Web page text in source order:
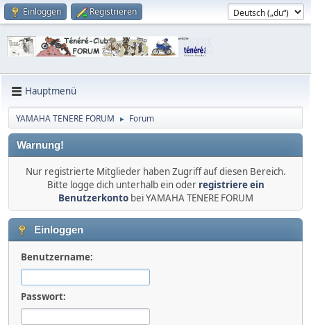
Einloggen Registrieren
Hauptmenü
YAMAHA TENERE FORUM ► Forum
Warnung!
Nur registrierte Mitglieder haben Zugriff auf diesen Bereich.
Bitte logge dich unterhalb ein oder registriere ein
Benutzerkontobei YAMAHA TENERE FORUM
Einloggen
Benutzername:
Passwort: